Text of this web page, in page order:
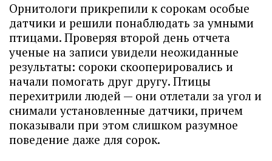
Орнитологи прикрепили к сорокам особые
датчики и решили понаблюдать за умными
птицами. Проверяя второй день отчета
ученые на записи увидели неожиданные
результаты: сороки скооперировались и
начали помогать друг другу. Птицы
перехитрили людей — они отлетали за угол и
снимали установленные датчики, причем
показывали при этом слишком разумное
поведение даже для сорок.